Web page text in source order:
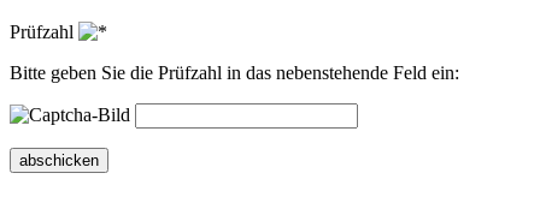
Prüfzahl
Bitte geben Sie die Prüfzahl in das nebenstehende Feld ein:
abschicken